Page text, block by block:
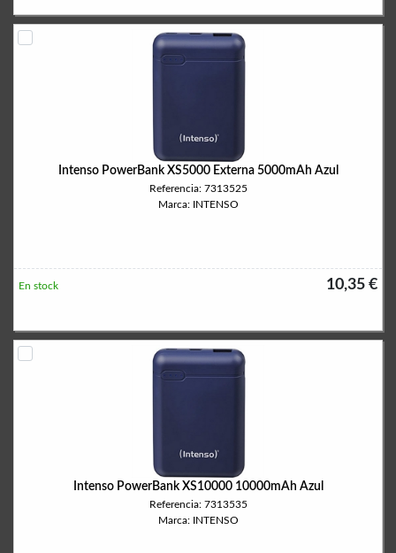
Intenso PowerBank XS5000 Externa 5000mAh Azul
Referencia: 7313525
Marca: INTENSO
10,35 €
En stock
Intenso PowerBank XS10000 10000mAh Azul
Referencia: 7313535
Marca: INTENSO